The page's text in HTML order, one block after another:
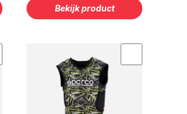
Bekijk product